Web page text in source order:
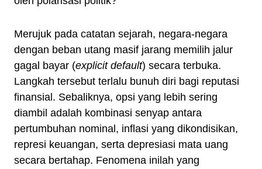
Merujuk pada catatan sejarah, negara-negara
dengan beban utang masif jarang memilih jalur
gagal bayar (explicit default) secara terbuka.
Langkah tersebut terlalu bunuh diri bagi reputasi
finansial. Sebaliknya, opsi yang lebih sering
diambil adalah kombinasi senyap antara
pertumbuhan nominal, inflasi yang dikondisikan,
represi keuangan, serta depresiasi mata uang
secara bertahap. Fenomena inilah yang